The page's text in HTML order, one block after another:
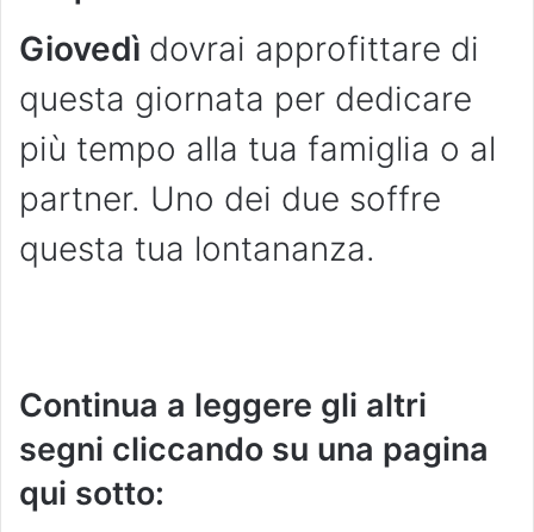
Giovedì dovrai approfittare di
questa giornata per dedicare
più tempo alla tua famiglia o al
partner. Uno dei due soffre
questa tua lontananza.
Continua a leggere gli altri
segni cliccando su una pagina
qui sotto: